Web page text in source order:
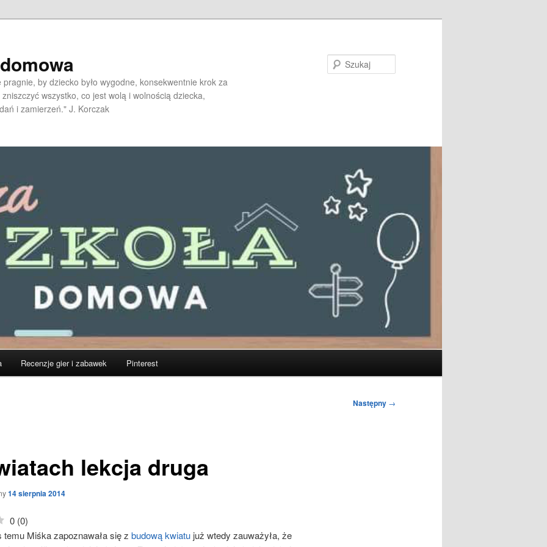
pragnie, by dziecko było wygodne, konsekwentnie krok za
wszystko, co jest wolą i wolnością dziecka,
i zamierzeń." J. Korczak
Recenzje gier i zabawek Pinterest
Następny →
lekcja druga
14 sierpnia 2014
0 (0)
Miśka zapoznawała się z budową kwiatujuż wtedy zauważyła, że